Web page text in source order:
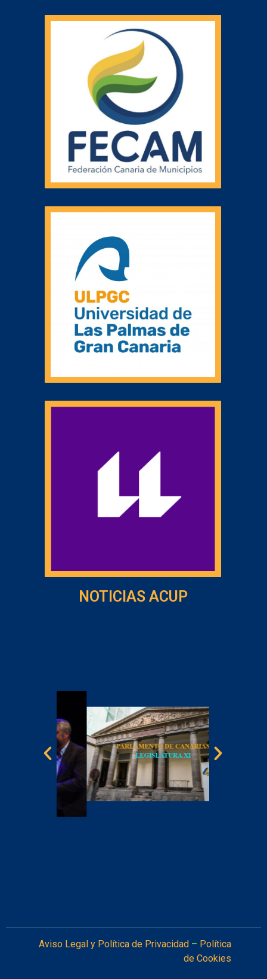
NOTICIAS ACUP
Aviso Legal y Política de Privacidad – Política
de Cookies